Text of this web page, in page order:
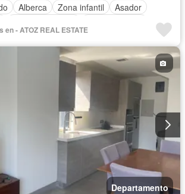
Alberca Zona infantil
Asador
Elevador
Estacionamiento
Recámara con closet
Terraza
Vista panorámica
- ATOZ REAL ESTATE
Departamento